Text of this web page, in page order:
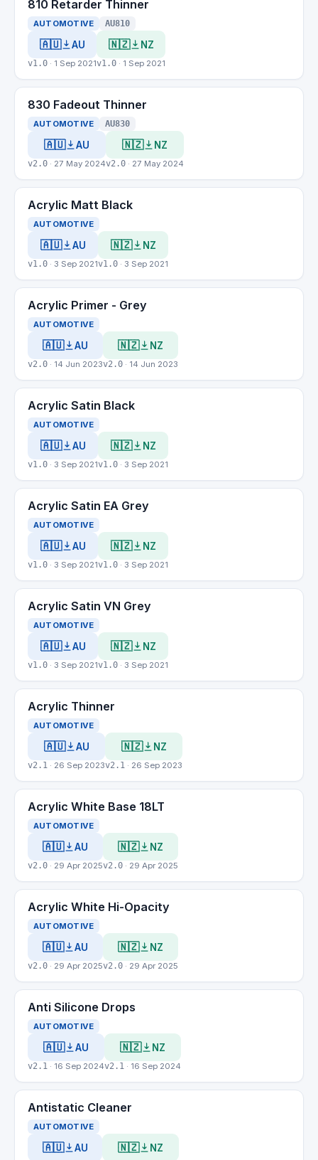
810 Retarder Thinner
AUTOMOTIVE AU810
🇦🇺 AU
v1.0 · 1 Sep 2021
🇳🇿 NZ
v1.0 · 1 Sep 2021
830 Fadeout Thinner
AUTOMOTIVE AU830
🇦🇺 AU
v2.0 · 27 May 2024
🇳🇿 NZ
v2.0 · 27 May 2024
Acrylic Matt Black
AUTOMOTIVE
🇦🇺 AU
v1.0 · 3 Sep 2021
🇳🇿 NZ
v1.0 · 3 Sep 2021
Acrylic Primer - Grey
AUTOMOTIVE
🇦🇺 AU
v2.0 · 14 Jun 2023
🇳🇿 NZ
v2.0 · 14 Jun 2023
Acrylic Satin Black
AUTOMOTIVE
🇦🇺 AU
v1.0 · 3 Sep 2021
🇳🇿 NZ
v1.0 · 3 Sep 2021
Acrylic Satin EA Grey
AUTOMOTIVE
🇦🇺 AU
v1.0 · 3 Sep 2021
🇳🇿 NZ
v1.0 · 3 Sep 2021
Acrylic Satin VN Grey
AUTOMOTIVE
🇦🇺 AU
v1.0 · 3 Sep 2021
🇳🇿 NZ
v1.0 · 3 Sep 2021
Acrylic Thinner
AUTOMOTIVE
🇦🇺 AU
v2.1 · 26 Sep 2023
🇳🇿 NZ
v2.1 · 26 Sep 2023
Acrylic White Base 18LT
AUTOMOTIVE
🇦🇺 AU
v2.0 · 29 Apr 2025
🇳🇿 NZ
v2.0 · 29 Apr 2025
Acrylic White Hi-Opacity
AUTOMOTIVE
🇦🇺 AU
v2.0 · 29 Apr 2025
🇳🇿 NZ
v2.0 · 29 Apr 2025
Anti Silicone Drops
AUTOMOTIVE
🇦🇺 AU
v2.1 · 16 Sep 2024
🇳🇿 NZ
v2.1 · 16 Sep 2024
Antistatic Cleaner
AUTOMOTIVE
🇦🇺 AU 🇳🇿 NZ